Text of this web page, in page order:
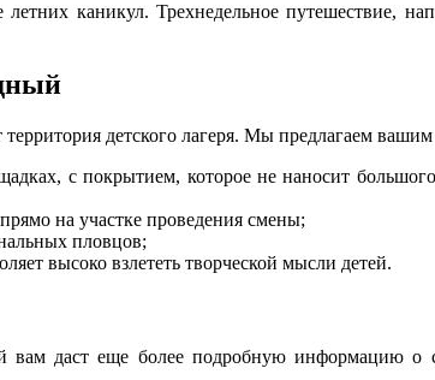
каникул. Трехнедельное путешествие,
детского лагеря. Мы предлагаем вашим
с покрытием, которое не наносит
на участке проведения смены;
пловцов;
высоко взлететь творческой мысли детей.
вам даст еще более подробную информацию о